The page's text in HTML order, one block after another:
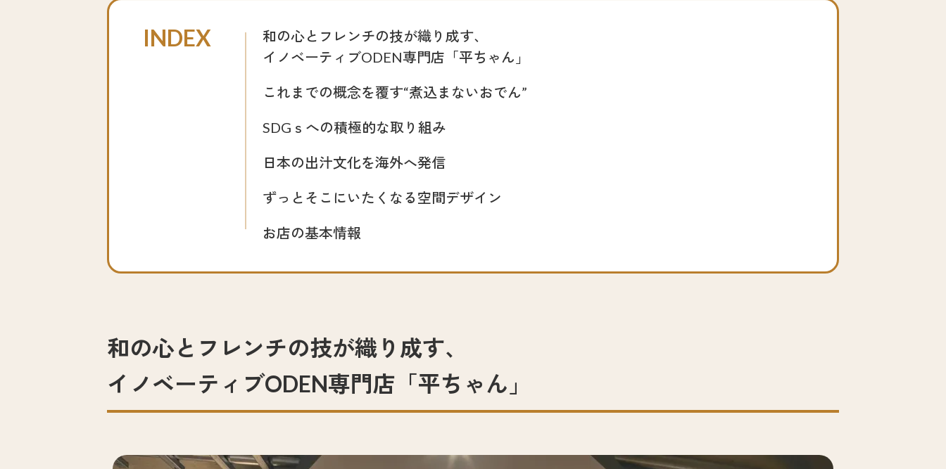
和の心とフレンチの技が織り成す、
イノベーティブODEN専門店「平ちゃん」
これまでの概念を覆す“煮込まないおでん”
SDGｓへの積極的な取り組み
日本の出汁文化を海外へ発信
ずっとそこにいたくなる空間デザイン
お店の基本情報
和の心とフレンチの技が織り成す、
イノベーティブODEN専門店「平ちゃん」